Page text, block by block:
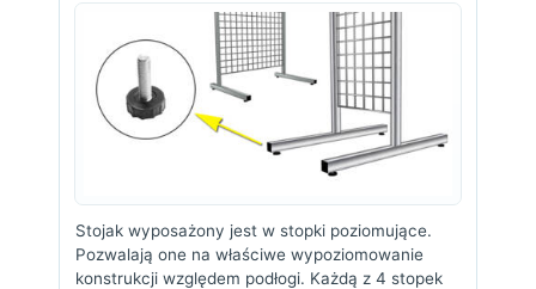
Stojak wyposażony jest w stopki poziomujące.
Pozwalają one na właściwe wypoziomowanie
konstrukcji względem podłogi. Każdą z 4 stopek